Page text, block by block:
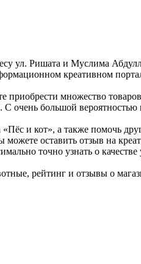
ул. Ришата и Муслима
креативном
приобрести множество
большой вероятностью
и кот», а также помочь
оставить отзыв на
точно узнать о
рейтинг и отзывы о